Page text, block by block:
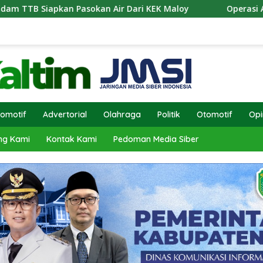
Air Dari KEK Maloy Operasi Antik Mahakam
Advertorial Olahraga Politik Otomotif
Kami Kontak Kami Pedoman Media Siber